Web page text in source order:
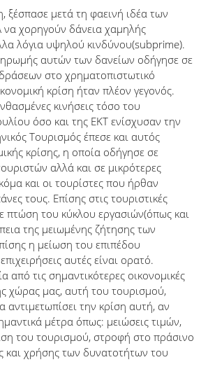
ξέσπασε μετά τη φαεινή ιδέα των
χορηγούν δάνεια χαμηλής
λόγια υψηλού κινδύνου(subprime).
αυτών των δανείων οδήγησε σε
στο χρηματοπιστωτικό
κρίση ήταν πλέον γεγονός.
κινήσεις τόσο του
όσο και της ΕΚΤ ενίσχυσαν την
Τουρισμός έπεσε και αυτός
κρίσης, η οποία οδήγησε σε
αλλά και σε μικρότερες
και οι τουρίστες που ήρθαν
τους. Επίσης στις τουριστικές
πτώση του κύκλου εργασιών(όπως και
της μειωμένης ζήτησης των
η μείωση του επιπέδου
αυτές είναι ορατό.
από τις σημαντικότερες οικονομικές
χώρας μας, αυτή του τουρισμού,
αντιμετωπίσει την κρίση αυτή, αν
μέτρα όπως: μειώσεις τιμών,
του τουρισμού, στροφή στο πράσινο
και χρήσης των δυνατοτήτων του